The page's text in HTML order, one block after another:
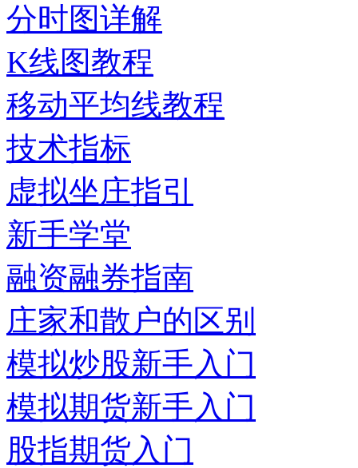
分时图详解
K线图教程
移动平均线教程
技术指标
虚拟坐庄指引
新手学堂
融资融券指南
庄家和散户的区别
模拟炒股新手入门
模拟期货新手入门
股指期货入门